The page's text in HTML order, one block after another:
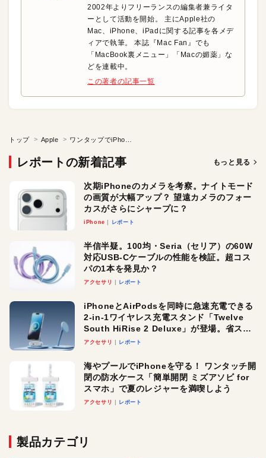
2002年よりフリーランスの編集者兼ライタ
ーとして活動を開始。 主にApple社の
Mac、iPhone、iPadに関する記事を各メデ
ィアで執筆。 本誌『Mac Fan』でも
「MacBook裏メニュー」「Macの媚薬」な
どを連載中。
この著者の記事一覧
トップ Apple
レポートの新着記事 もっと見る
次期iPhoneのカメラを考察。ナイトモード
の画質が大幅アップ？ 望遠カメラのフォー
カスがさらにシャープに？
iPhone レポート
半信半疑。100均・Seria（セリア）の60W
対応USB-Cケーブルの性能を検証。超コス
パの1本を発見か？
アクセサリ レポート
iPhoneとAirPodsを同時に急速充電できる
2-in-1ワイヤレス充電スタンド「Twelve
South HiRise 2 Deluxe」が登場。省スペ
ースでおしゃれに充電したい人にオスス
アクセサリ レポート
海やプールでiPhoneを守る！ ワンタッチ開
閉の防水ケース「簡単開閉 ミズアソビ for
スマホ」で夏のレジャーを満喫しよう
アクセサリ レポート
製品カテゴリ